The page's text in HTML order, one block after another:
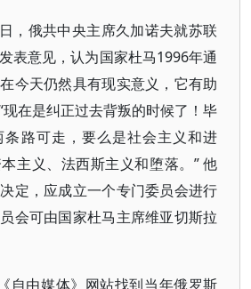
，俄共中央主席久加诺夫就苏联
表意见，认为国家杜马1996年通
今天仍然具有现实意义，它有助
在是纠正过去背叛的时候了！毕
路可走，要么是社会主义和进
主义、法西斯主义和堕落。” 他
定，应成立一个专门委员会进行
会可由国家杜马主席维亚切斯拉
自由媒体》网站找到当年俄罗斯